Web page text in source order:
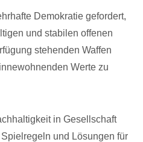
Demokratie gefordert,
und stabilen offenen
stehenden Waffen
Werte zu
in Gesellschaft
und Lösungen für